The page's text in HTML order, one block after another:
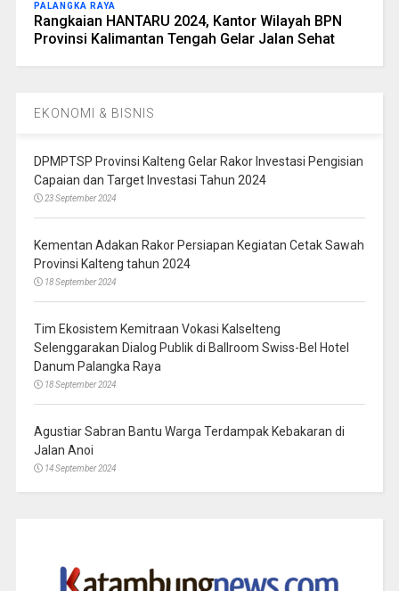
PALANGKA RAYA
Rangkaian HANTARU 2024, Kantor Wilayah BPN
Provinsi Kalimantan Tengah Gelar Jalan Sehat
EKONOMI & BISNIS
DPMPTSP Provinsi Kalteng Gelar Rakor Investasi Pengisian
Capaian dan Target Investasi Tahun 2024
23 September 2024
Kementan Adakan Rakor Persiapan Kegiatan Cetak Sawah
Provinsi Kalteng tahun 2024
18 September 2024
Tim Ekosistem Kemitraan Vokasi Kalselteng
Selenggarakan Dialog Publik di Ballroom Swiss-Bel Hotel
Danum Palangka Raya
18 September 2024
Agustiar Sabran Bantu Warga Terdampak Kebakaran di
Jalan Anoi
14 September 2024